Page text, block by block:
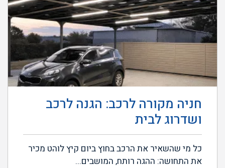
חניה מקורה לרכב: הגנה לרכב
ושדרוג לבית
כל מי שהשאיר את הרכב בחוץ ביום קיץ לוהט מכיר
את התחושה: ההגה רותח, המושבים...